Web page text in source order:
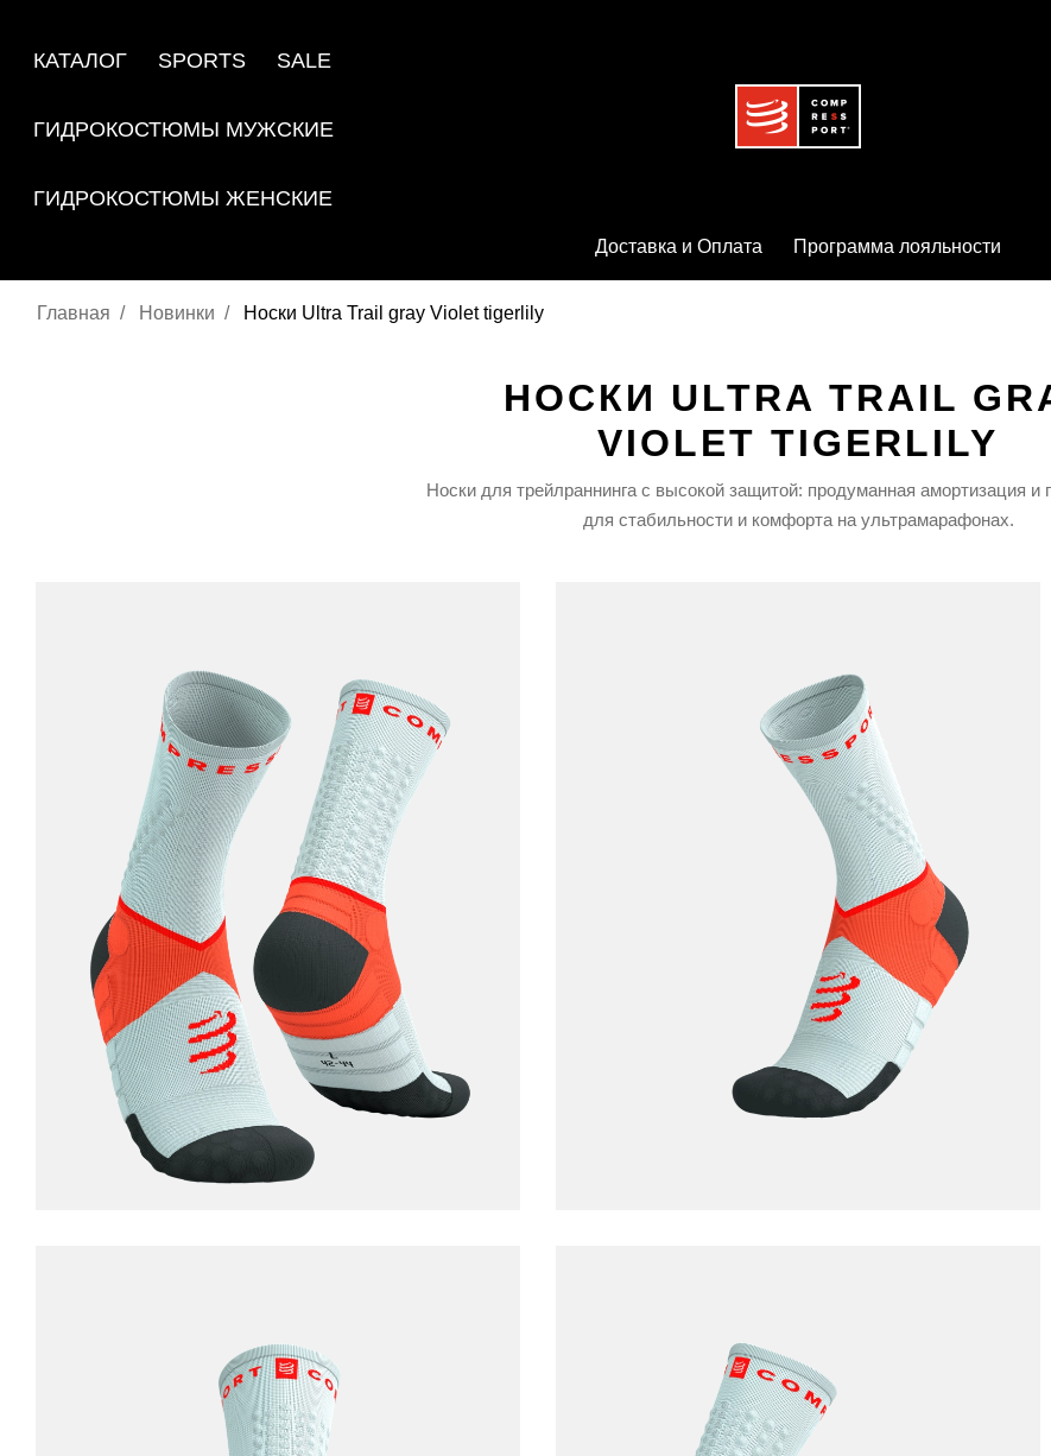
КАТАЛОГ SPORTS SALE
ГИДРОКОСТЮМЫ МУЖСКИЕ
ГИДРОКОСТЮМЫ ЖЕНСКИЕ
Доставка и Оплата Программа лояльности
Главная Новинки Носки Ultra Trail gray Violet tigerlily
НОСКИ ULTRA TRAIL
VIOLET TIGERLILY
Носки для трейлраннинга с высокой защитой: продуманная амортизация и
для стабильности и комфорта на ультрамарафонах.